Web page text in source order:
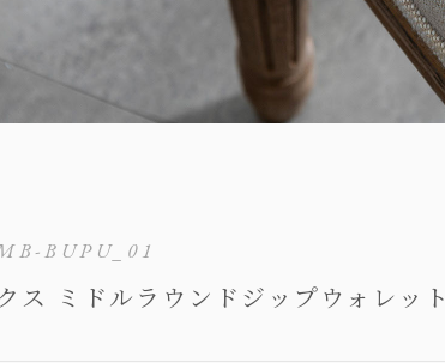
BUPU_01
ス ミドルラウンドジップウォレット